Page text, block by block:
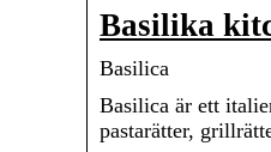
Basilika
Basilica
Basilica är ett
pastarätter,